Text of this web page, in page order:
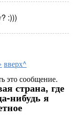
:)))
вверх^
это сообщение.
страна, где
нибудь я